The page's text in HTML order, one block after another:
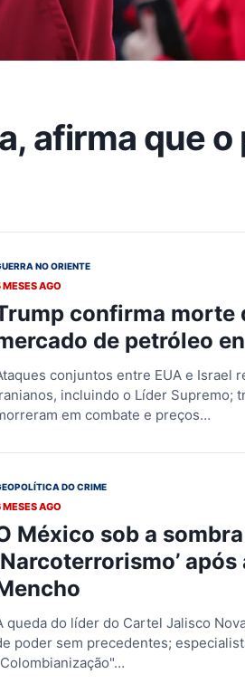
afirma que o
NO ORIENTE
MESES AGO
confirma morte
de petróleo
conjuntos entre EUA e Israel
incluindo o Líder Supremo;
em combate e preços…
DO CRIME
MESES AGO
México sob a
queda do líder do Cartel Jalisco
poder sem precedentes;